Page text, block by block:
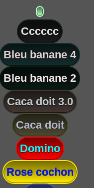
Cccccc
Bleu banane 4
Bleu banane 2
Caca doit 3.0
Caca doit
Domino
Rose cochon